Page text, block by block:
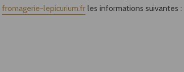
fromagerie-lepicurium.frles informations suivantes :